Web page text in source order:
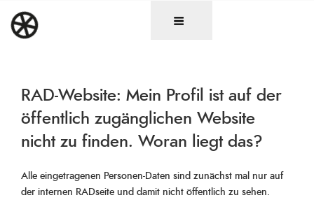
Inhalt
springen
RAD-Website: Mein Profil ist auf der
öffentlich zugänglichen Website
nicht zu finden. Woran liegt das?
Alle eingetragenen Personen-Daten sind zunächst mal nur auf
der internen RADseite und damit nicht öffentlich zu sehen.